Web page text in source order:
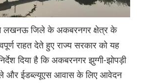
लखनऊ जिले के अकबरनगर क्षेत्र के
राहत देते हुए राज्य सरकार को यह
दिया है कि अकबरनगर झुग्गी-झोपड़ी
और ईडब्ल्यूएस आवास के लिए आवेदन